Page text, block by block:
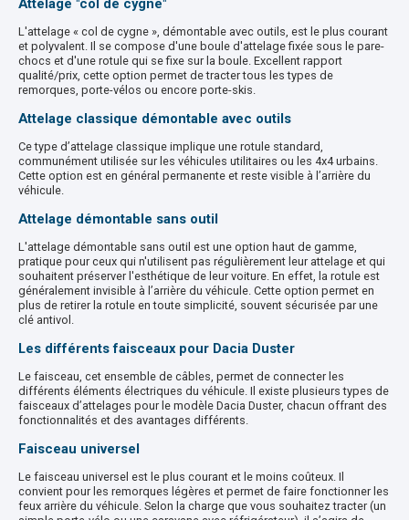
Attelage "col de cygne"
L'attelage « col de cygne », démontable avec outils, est le plus courant
et polyvalent. Il se compose d'une boule d'attelage fixée sous le pare-
chocs et d'une rotule qui se fixe sur la boule. Excellent rapport
qualité/prix, cette option permet de tracter tous les types de
remorques, porte-vélos ou encore porte-skis.
Attelage classique démontable avec outils
Ce type d’attelage classique implique une rotule standard,
communément utilisée sur les véhicules utilitaires ou les 4x4 urbains.
Cette option est en général permanente et reste visible à l’arrière du
véhicule.
Attelage démontable sans outil
L'attelage démontable sans outil est une option haut de gamme,
pratique pour ceux qui n'utilisent pas régulièrement leur attelage et qui
souhaitent préserver l'esthétique de leur voiture. En effet, la rotule est
généralement invisible à l’arrière du véhicule. Cette option permet en
plus de retirer la rotule en toute simplicité, souvent sécurisée par une
clé antivol.
Les différents faisceaux pour Dacia Duster
Le faisceau, cet ensemble de câbles, permet de connecter les
différents éléments électriques du véhicule. Il existe plusieurs types de
faisceaux d’attelages pour le modèle Dacia Duster, chacun offrant des
fonctionnalités et des avantages différents.
Faisceau universel
Le faisceau universel est le plus courant et le moins coûteux. Il
convient pour les remorques légères et permet de faire fonctionner les
feux arrière du véhicule. Selon la charge que vous souhaitez tracter (un